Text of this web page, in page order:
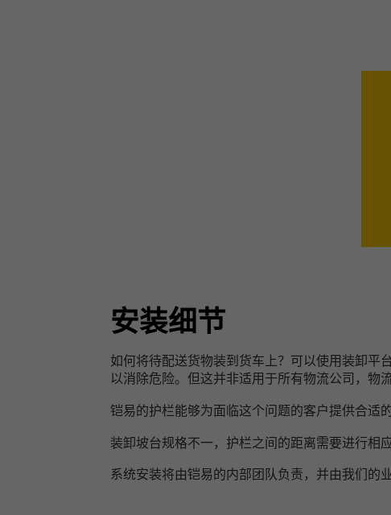
安装细节
如何将待配送货物装到货车上？可以使用装卸平
以消除危险。但这并非适用于所有物流公司，物
铠易的护栏能够为面临这个问题的客户提供合适
装卸坡台规格不一，护栏之间的距离需要进行相
系统安装将由铠易的内部团队负责，并由我们的